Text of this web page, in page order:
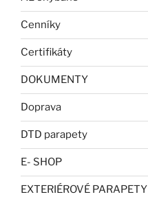
Cenníky
Certifikáty
DOKUMENTY
Doprava
DTD parapety
E- SHOP
EXTERIÉROVÉ PARAPETY